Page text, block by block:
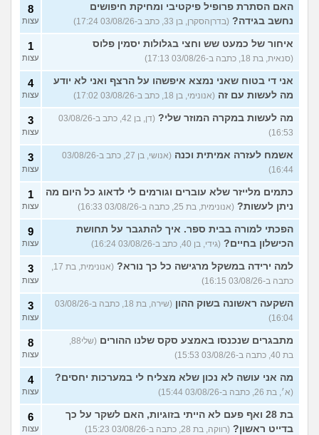
האם הסתרת פרופיל פיקטיבי ומחיקת חיפושים
נחשב בגידה? (בדרןהסקרן, בן 33, כתב ב-03/08/26 17:24)
8
עצות
איחור של כמעט שש וחצי בגלולות יסמין פלוס
(סנאית, בת 18, כתבה ב-03/08/26 17:13)
1
עצות
אני די בטוח שאני נמצא איפשהו על הרצף ואני לא יודע
מה לעשות עם זה (אנונימי, בן 18, כתב ב-03/08/26 17:02)
4
עצות
מה לעשות במקרה המוזר שלי?
(דן, בן 42, כתב ב-03/08/26
16:53)
3
עצות
אשמח לעזרה אמיתית וכנה
(אנושי, בן 27, כתב ב-03/08/26
16:44)
3
עצות
כתמים מלייזר שלא עוברים וגורמים לי לדאוג כל היום מה
ניתן לעשות? (אנונימית, בת 25, כתבה ב-03/08/26 16:33)
1
עצות
הפכתי למורה בבית ספר. איך להתגבר על תחושת
הכישלון בחיים? (גידי, בן 40, כתב ב-03/08/26 16:24)
9
עצות
למה ירידה במשקל מרגישה כל כך נורא?
(אנונימית, בת 17,
כתבה ב-03/08/26 16:15)
3
עצות
השקעה ראשונה בשוק ההון
(שירה, בת 18, כתבה ב-03/08/26
16:04)
3
עצות
מתבגרים שנכנסו באמצע סקס שלנו ההורים
(שלי88,
בת 40, כתבה ב-03/08/26 15:53)
8
עצות
מה אני עושה לא נכון שלא מצליח לי במערכות יחסים?
(א׳, בת 26, כתבה ב-03/08/26 15:44)
4
עצות
בת 28 ואף פעם לא הייתי בזוגיות, האם לשקר על כך
בדייט ראשון? (רווקה, בת 28, כתבה ב-03/08/26 15:23)
6
עצות